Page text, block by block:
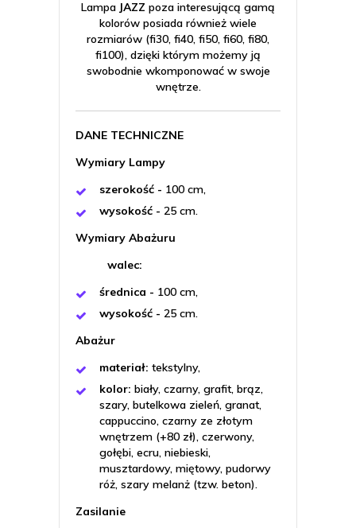
Lampa JAZZ poza interesującą gamą
kolorów posiada również wiele
rozmiarów (fi30, fi40, fi50, fi60, fi80,
fi100), dzięki którym możemy ją
swobodnie wkomponować w swoje
wnętrze.
DANE TECHNICZNE
Wymiary Lampy
szerokość - 100 cm,
wysokość - 25 cm.
Wymiary Abażuru
walec:
średnica - 100 cm,
wysokość - 25 cm.
Abażur
materiał: tekstylny,
kolor: biały, czarny, grafit, brąz,
szary, butelkowa zieleń, granat,
cappuccino, czarny ze złotym
wnętrzem (+80 zł), czerwony,
gołębi, ecru, niebieski,
musztardowy, miętowy, pudorwy
róż, szary melanż (tzw. beton).
Zasilanie